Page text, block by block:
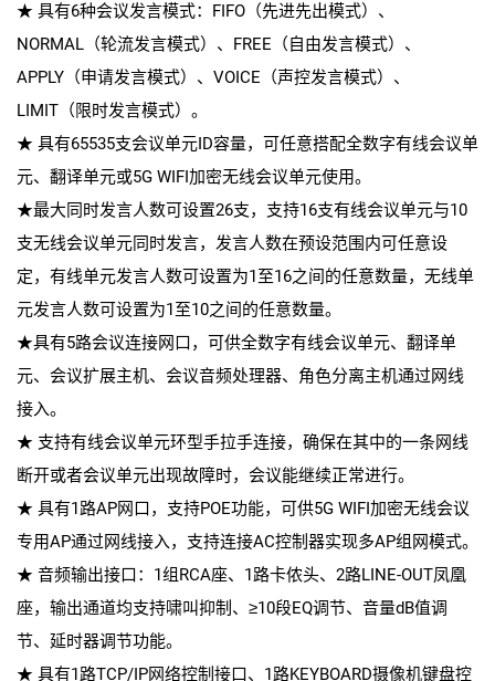
★ 具有6种会议发言模式：FIFO（先进先出模式）、
NORMAL（轮流发言模式）、FREE（自由发言模式）、
APPLY（申请发言模式）、VOICE（声控发言模式）、
LIMIT（限时发言模式）。
★ 具有65535支会议单元ID容量，可任意搭配全数字有线会议单
元、翻译单元或5G WIFI加密无线会议单元使用。
★最大同时发言人数可设置26支，支持16支有线会议单元与10
支无线会议单元同时发言，发言人数在预设范围内可任意设
定，有线单元发言人数可设置为1至16之间的任意数量，无线单
元发言人数可设置为1至10之间的任意数量。
★具有5路会议连接网口，可供全数字有线会议单元、翻译单
元、会议扩展主机、会议音频处理器、角色分离主机通过网线
接入。
★ 支持有线会议单元环型手拉手连接，确保在其中的一条网线
断开或者会议单元出现故障时，会议能继续正常进行。
★ 具有1路AP网口，支持POE功能，可供5G WIFI加密无线会议
专用AP通过网线接入，支持连接AC控制器实现多AP组网模式。
★ 音频输出接口：1组RCA座、1路卡侬头、2路LINE-OUT凤凰
座，输出通道均支持啸叫抑制、≥10段EQ调节、音量dB值调
节、延时器调节功能。
★ 具有1路TCP/IP网络控制接口、1路KEYBOARD摄像机键盘控